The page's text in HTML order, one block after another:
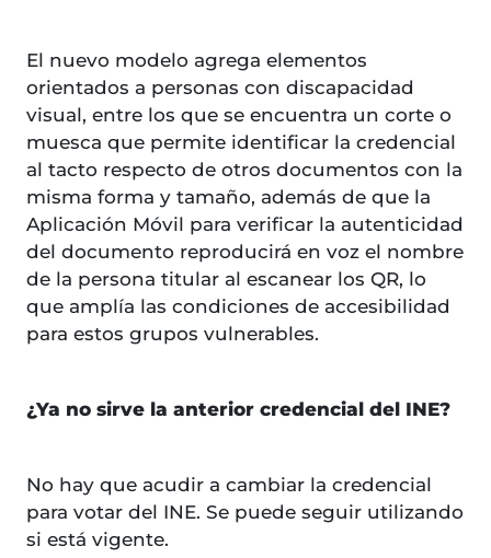
El nuevo modelo agrega elementos
orientados a personas con discapacidad
visual, entre los que se encuentra un corte o
muesca que permite identificar la credencial
al tacto respecto de otros documentos con la
misma forma y tamaño, además de que la
Aplicación Móvil para verificar la autenticidad
del documento reproducirá en voz el nombre
de la persona titular al escanear los QR, lo
que amplía las condiciones de accesibilidad
para estos grupos vulnerables.
¿Ya no sirve la anterior credencial del INE?
No hay que acudir a cambiar la credencial
para votar del INE. Se puede seguir utilizando
si está vigente.